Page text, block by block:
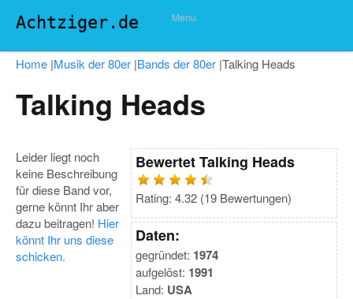
Achtziger.de Menu
Home |Musik der 80er |Bands der 80er |Talking Heads
Talking Heads
BewertetTalking Heads
Rating: 4.32 (19 Bewertungen)
Daten:
gegründet: 1974
aufgelöst: 1991
Land: USA
Leider liegt noch
keine Beschreibung
für diese Band vor,
gerne könnt Ihr aber
dazu beitragen! Hier
könnt Ihr uns diese
schicken.